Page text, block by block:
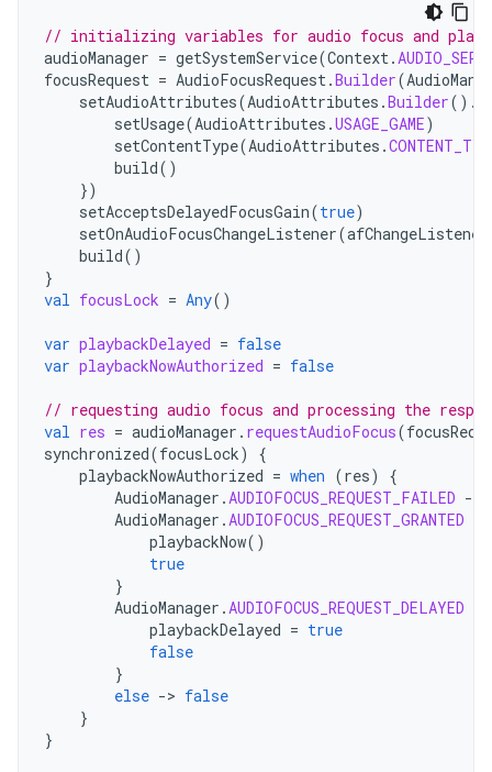
// initializing variables for audio focus and
audioManager = getSystemService(Context.
focusRequest = AudioFocusRequest.Builder(
setAudioAttributes(AudioAttributes .Builder().
setUsage(AudioAttributes .USAGE_GAME)
setContentType(AudioAttributes .
build()
})
setAcceptsDelayedFocusGain(true)
setOnAudioFocusChangeListener(afChangeListener
build()
}
val focusLock = Any()
var playbackDelayed = false
var playbackNowAuthorized = false
// requesting audio focus and processing the
val res = audioManager . requestAudioFocus(
synchronized(focusLock)
{
playbackNowAuthorized = when (res)
{
AudioManager .AUDIOFOCUS_REQUEST_FAILED -
AudioManager .AUDIOFOCUS_REQUEST_GRANTED
playbackNow()
true
}
AudioManager .AUDIOFOCUS_REQUEST_DELAYED
playbackDelayed = true
false
}
else -> false
}
}